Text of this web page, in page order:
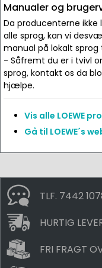
Manualer og
Da producenterne ikke
alle sprog, kan vi
manual på lokalt sprog
- Såfremt du er i tvivl
sprog, kontakt os da
hjælpe.
Vis alle LOEWE
Gå til LOEWE´s
TLF. 7442
HURTIG
FRI FRAGT